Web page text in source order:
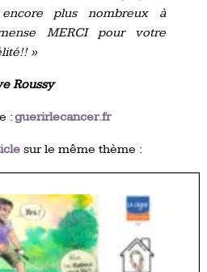
plus nombreux à
MERCI pour votre
»
Roussy
:guerirlecancer.fr
sur le même thème :